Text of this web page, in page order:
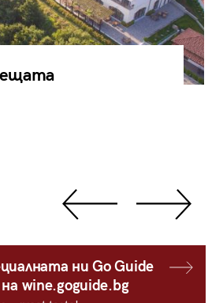
ни Go Guide
wine.goguide.bg